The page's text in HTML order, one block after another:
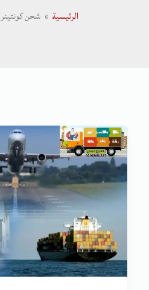
الرئيسية شحن كونتينر 20 قدم للمغرب